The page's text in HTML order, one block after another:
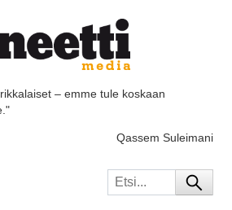
– emme tule koskaan
Qassem Suleimani